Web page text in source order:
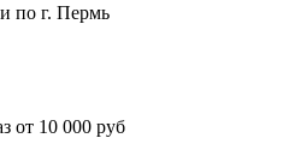
по г. Пермь
от 10 000 руб